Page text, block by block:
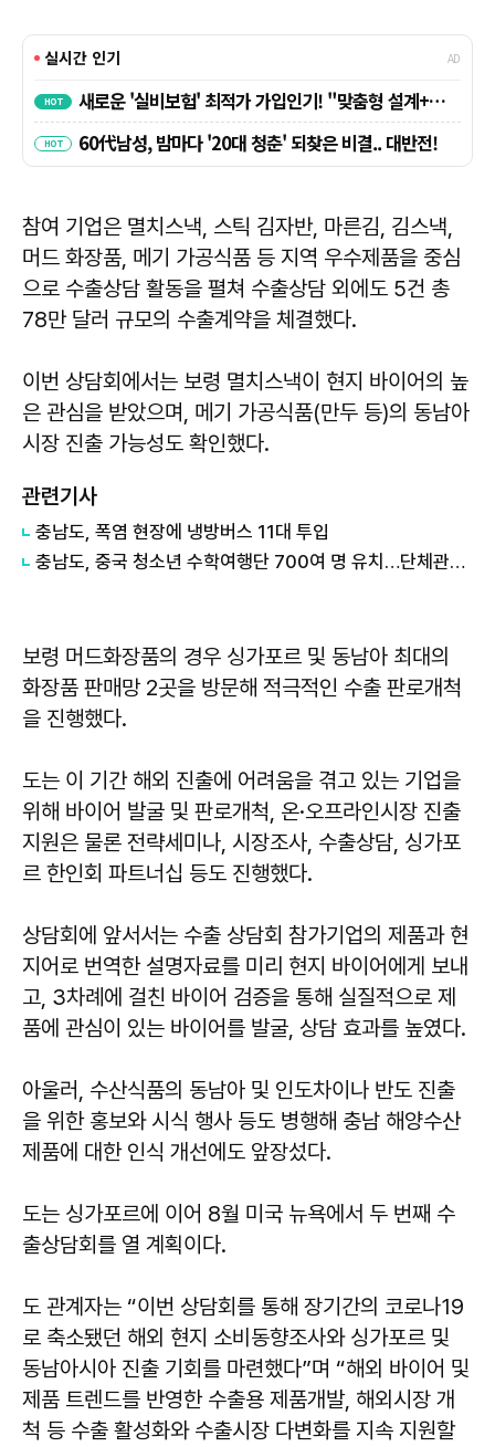
참여 기업은 멸치스낵, 스틱 김자반, 마른김, 김스낵,
머드 화장품, 메기 가공식품 등 지역 우수제품을 중심
으로 수출상담 활동을 펼쳐 수출상담 외에도 5건 총
78만 달러 규모의 수출계약을 체결했다.
이번 상담회에서는 보령 멸치스낵이 현지 바이어의 높
은 관심을 받았으며, 메기 가공식품(만두 등)의 동남아
시장 진출 가능성도 확인했다.
관련기사
충남도, 폭염 현장에 냉방버스 11대 투입
충남도, 중국 청소년 수학여행단 700여 명 유치…단체관광 확대 '물꼬'
보령 머드화장품의 경우 싱가포르 및 동남아 최대의
화장품 판매망 2곳을 방문해 적극적인 수출 판로개척
을 진행했다.
도는 이 기간 해외 진출에 어려움을 겪고 있는 기업을
위해 바이어 발굴 및 판로개척, 온·오프라인시장 진출
지원은 물론 전략세미나, 시장조사, 수출상담, 싱가포
르 한인회 파트너십 등도 진행했다.
상담회에 앞서서는 수출 상담회 참가기업의 제품과 현
지어로 번역한 설명자료를 미리 현지 바이어에게 보내
고, 3차례에 걸친 바이어 검증을 통해 실질적으로 제
품에 관심이 있는 바이어를 발굴, 상담 효과를 높였다.
아울러, 수산식품의 동남아 및 인도차이나 반도 진출
을 위한 홍보와 시식 행사 등도 병행해 충남 해양수산
제품에 대한 인식 개선에도 앞장섰다.
도는 싱가포르에 이어 8월 미국 뉴욕에서 두 번째 수
출상담회를 열 계획이다.
도 관계자는 “이번 상담회를 통해 장기간의 코로나19
로 축소됐던 해외 현지 소비동향조사와 싱가포르 및
동남아시아 진출 기회를 마련했다”며 “해외 바이어 및
제품 트렌드를 반영한 수출용 제품개발, 해외시장 개
척 등 수출 활성화와 수출시장 다변화를 지속 지원할